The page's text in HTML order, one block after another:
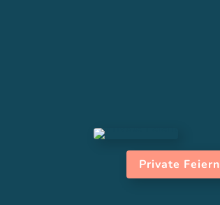
Private Feiern